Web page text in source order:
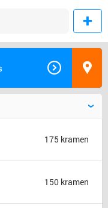
175 kramen
150 kramen